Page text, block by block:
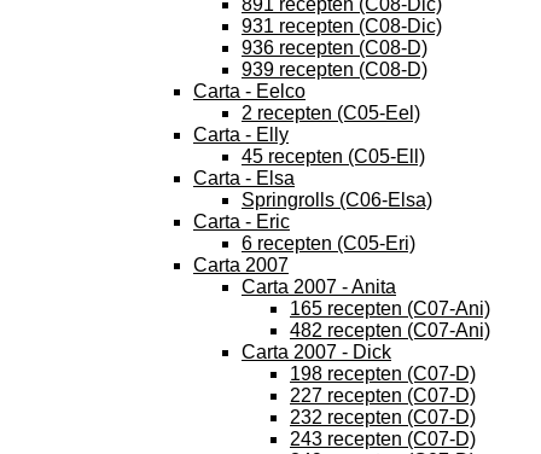
891 recepten (C08-Dic)
931 recepten (C08-Dic)
936 recepten (C08-D)
939 recepten (C08-D)
Carta - Eelco
2 recepten (C05-Eel)
Carta - Elly
45 recepten (C05-Ell)
Carta - Elsa
Springrolls (C06-Elsa)
Carta - Eric
6 recepten (C05-Eri)
Carta 2007
Carta 2007 - Anita
165 recepten (C07-Ani)
482 recepten (C07-Ani)
Carta 2007 - Dick
198 recepten (C07-D)
227 recepten (C07-D)
232 recepten (C07-D)
243 recepten (C07-D)